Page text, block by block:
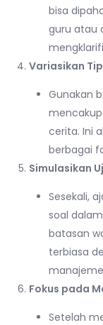
bisa
guru atau
Variasikan
Gunakan
mencakup
cerita. Ini
berbagai
Simulasikan
Sesekali,
soal
batasan
terbiasa
Fokus pada
Setelah